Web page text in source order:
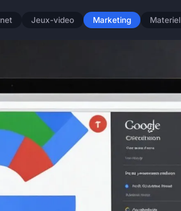
Jeux-video Marketing Materiel